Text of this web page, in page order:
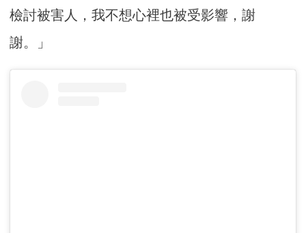
檢討被害人，我不想心裡也被受影響，謝
謝。」